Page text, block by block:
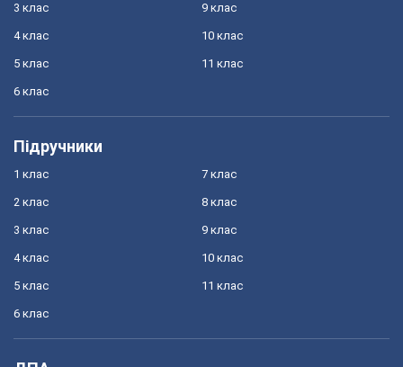
3 клас
4 клас
5 клас
6 клас
9 клас
10 клас
11 клас
Підручники
1 клас
2 клас
3 клас
4 клас
5 клас
6 клас
7 клас
8 клас
9 клас
10 клас
11 клас